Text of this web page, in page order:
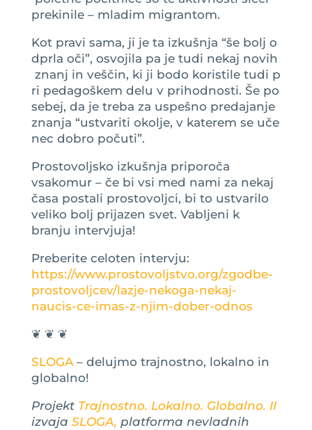
prekinile – mladim migrantom.
Kot pravi sama, ji je ta izkušnja “še bolj o
dprla oči”, osvojila pa je tudi nekaj novih
znanj in veščin, ki ji bodo koristile tudi p
ri pedagoškem delu v prihodnosti. Še po
sebej, da je treba za uspešno predajanje
znanja “ustvariti okolje, v katerem se uče
nec dobro počuti”.
Prostovoljsko izkušnja priporoča
vsakomur – če bi vsi med nami za nekaj
časa postali prostovoljci, bi to ustvarilo
veliko bolj prijazen svet. Vabljeni k
branju intervjuja!
Preberite celoten intervju:
https://www.prostovoljstvo.org/zgodbe-
prostovoljcev/lazje-nekoga-nekaj-
naucis-ce-imas-z-njim-dober-odnos
❦ ❦ ❦
SLOGA– delujmo trajnostno, lokalno in
globalno!
Projekt Trajnostno. Lokalno. Globalno. II
izvaja SLOGA, platforma nevladnih